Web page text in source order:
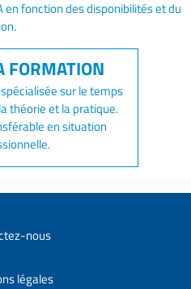
fonction des disponibilités et du
sur le temps
théorie et la pratique.
en situation
nous
légales